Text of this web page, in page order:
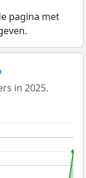
pagina met
in 2025.